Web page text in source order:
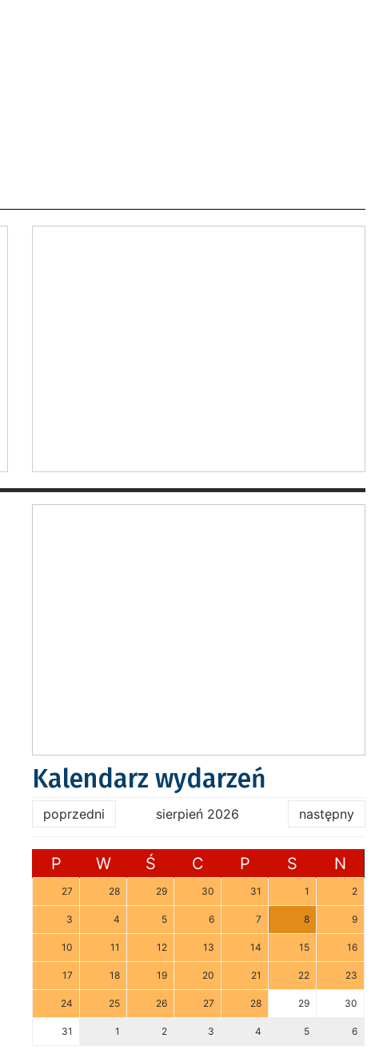
Kalendarz wydarzeń
poprzedni sierpień 2026 następny
P W Ś C P S N
27 28 29 30 31 1 2
3 4 5 6 7 8 9
10 11 12 13 14 15 16
17 18 19 20 21 22 23
24 25 26 27 28 29 30
31 1 2 3 4 5 6